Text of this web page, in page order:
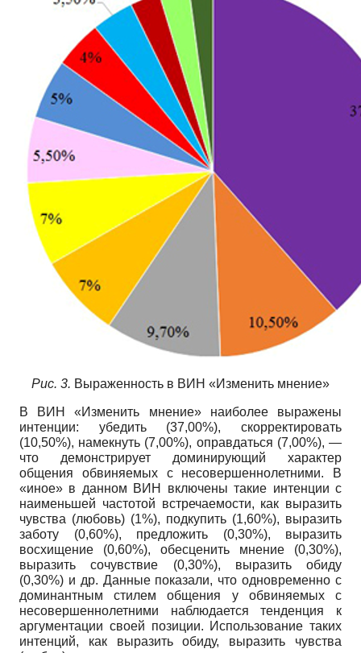
Рис. 3. Выраженность в ВИН «Изменить мнение»
В ВИН «Изменить мнение» наиболее выражены
интенции: убедить (37,00%), скорректировать
(10,50%), намекнуть (7,00%), оправдаться (7,00%), —
что демонстрирует доминирующий характер
общения обвиняемых с несовершеннолетними. В
«иное» в данном ВИН включены такие интенции с
наименьшей частотой встречаемости, как выразить
чувства (любовь) (1%), подкупить (1,60%), выразить
заботу (0,60%), предложить (0,30%), выразить
восхищение (0,60%), обесценить мнение (0,30%),
выразить сочувствие (0,30%), выразить обиду
(0,30%) и др. Данные показали, что одновременно с
доминантным стилем общения у обвиняемых с
несовершеннолетними наблюдается тенденция к
аргументации своей позиции. Использование таких
интенций, как выразить обиду, выразить чувства